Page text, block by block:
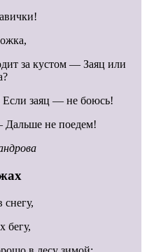
за кустом — Заяц или
заяц — не боюсь!
Дальше не поедем!
снегу,
бегу,